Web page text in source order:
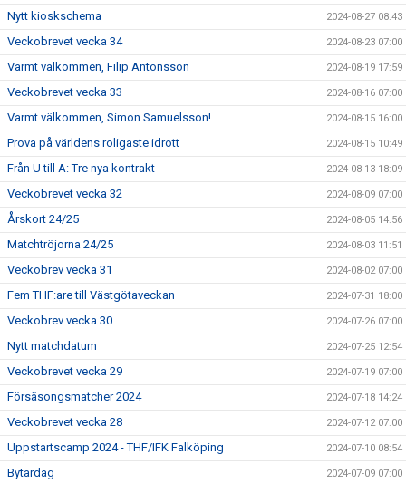
Nytt kioskschema 2024-08-27 08:43
Veckobrevet vecka 34 2024-08-23 07:00
Varmt välkommen, Filip Antonsson 2024-08-19 17:59
Veckobrevet vecka 33 2024-08-16 07:00
Varmt välkommen, Simon Samuelsson! 2024-08-15 16:00
Prova på världens roligaste idrott 2024-08-15 10:49
Från U till A: Tre nya kontrakt 2024-08-13 18:09
Veckobrevet vecka 32 2024-08-09 07:00
Årskort 24/25 2024-08-05 14:56
Matchtröjorna 24/25 2024-08-03 11:51
Veckobrev vecka 31 2024-08-02 07:00
Fem THF:are till Västgötaveckan 2024-07-31 18:00
Veckobrev vecka 30 2024-07-26 07:00
Nytt matchdatum 2024-07-25 12:54
Veckobrevet vecka 29 2024-07-19 07:00
Försäsongsmatcher 2024 2024-07-18 14:24
Veckobrevet vecka 28 2024-07-12 07:00
Uppstartscamp 2024 - THF/IFK Falköping 2024-07-10 08:54
Bytardag 2024-07-09 07:00